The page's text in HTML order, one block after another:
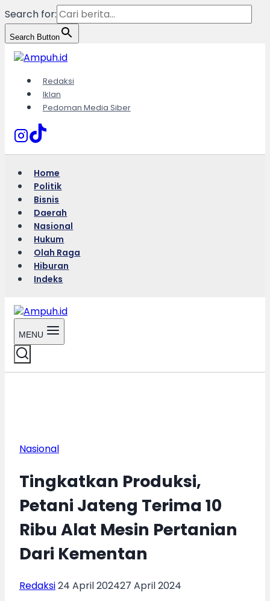
Search for:
Search Button
Skip
to
content
Redaksi
Iklan
Pedoman Media Siber
Home
Politik
Bisnis
Daerah
Nasional
Hukum
Olah Raga
Hiburan
Indeks
MENU
Nasional
Tingkatkan Produksi,
Petani Jateng Terima 10
Ribu Alat Mesin Pertanian
Dari Kementan
Redaksi24 April 202427 April 2024